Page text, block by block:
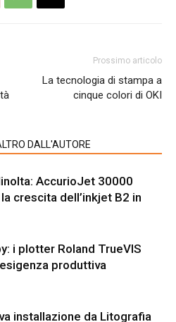
Prossimo articolo
La tecnologia di stampa a
cinque colori di OKI
DALL'AUTORE
AccurioJet 30000
crescita dell’inkjet B2 in
i plotter Roland TrueVIS
produttiva
installazione da Litografia